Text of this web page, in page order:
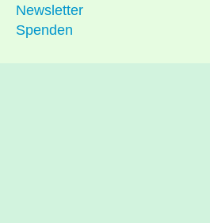
Newsletter
Spenden